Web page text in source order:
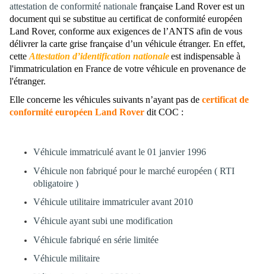
attestation de conformité nationale française Land Rover est un
document qui se substitue au certificat de conformité européen
Land Rover, conforme aux exigences de l’ANTS afin de vous
délivrer la carte grise française d’un véhicule étranger. En effet,
cette Attestation d’identification nationaleest indispensable à
l'immatriculation en France de votre véhicule en provenance de
l'étranger.
Elle concerne les véhicules suivants n’ayant pas de certificat de
conformité européen Land Rover dit COC :
Véhicule immatriculé avant le 01 janvier 1996
Véhicule non fabriqué pour le marché européen ( RTI
obligatoire )
Véhicule utilitaire immatriculer avant 2010
Véhicule ayant subi une modification
Véhicule fabriqué en série limitée
Véhicule militaire